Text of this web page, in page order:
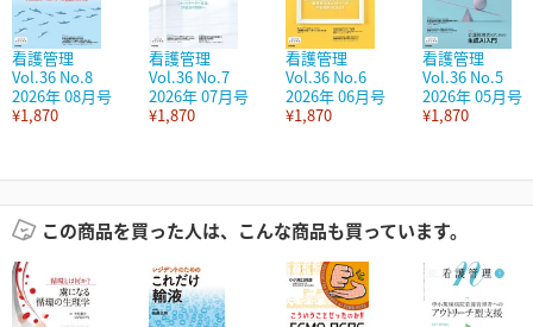
看護管理
Vol.36 No.8
2026年 08月号
¥1,870
看護管理
Vol.36 No.7
2026年 07月号
¥1,870
看護管理
Vol.36 No.6
2026年 06月号
¥1,870
看護管理
Vol.36 No.5
2026年 05月号
¥1,870
この商品を買った人は、こんな商品も買っています。